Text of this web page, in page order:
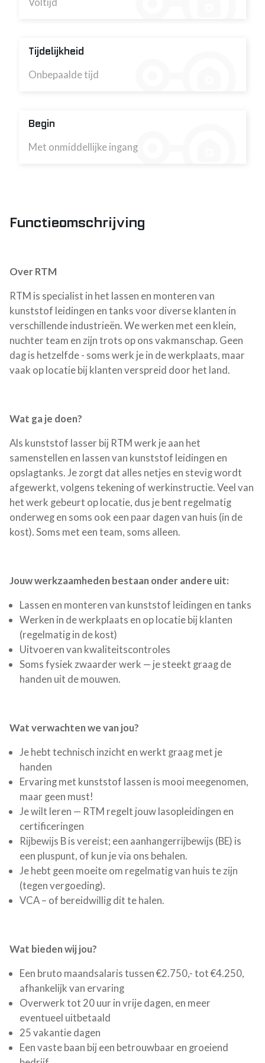
Tijdelijkheid
Onbepaalde tijd
Begin
Met onmiddellijke ingang
Functieomschrijving
Over RTM
RTM is specialist in het lassen en monteren van
kunststof leidingen en tanks voor diverse klanten in
verschillende industrieën. We werken met een klein,
nuchter team en zijn trots op ons vakmanschap. Geen
dag is hetzelfde - soms werk je in de werkplaats, maar
vaak op locatie bij klanten verspreid door het land.
Wat ga je doen?
Als kunststof lasser bij RTM werk je aan het
samenstellen en lassen van kunststof leidingen en
opslagtanks. Je zorgt dat alles netjes en stevig wordt
afgewerkt, volgens tekening of werkinstructie. Veel van
het werk gebeurt op locatie, dus je bent regelmatig
onderweg en soms ook een paar dagen van huis (in de
kost). Soms met een team, soms alleen.
Jouw werkzaamheden bestaan onder andere uit:
Lassen en monteren van kunststof leidingen en tanks
Werken in de werkplaats en op locatie bij klanten
(regelmatig in de kost)
Uitvoeren van kwaliteitscontroles
Soms fysiek zwaarder werk — je steekt graag de
handen uit de mouwen.
Wat verwachten we van jou?
Je hebt technisch inzicht en werkt graag met je
handen
Ervaring met kunststof lassen is mooi meegenomen,
maar geen must!
Je wilt leren — RTM regelt jouw lasopleidingen en
certificeringen
Rijbewijs B is vereist; een aanhangerrijbewijs (BE) is
een pluspunt, of kun je via ons behalen.
Je hebt geen moeite om regelmatig van huis te zijn
(tegen vergoeding).
VCA – of bereidwillig dit te halen.
Wat bieden wij jou?
Een bruto maandsalaris tussen €2.750,- tot €4.250,
afhankelijk van ervaring
Overwerk tot 20 uur in vrije dagen, en meer
eventueel uitbetaald
25 vakantie dagen
Een vaste baan bij een betrouwbaar en groeiend